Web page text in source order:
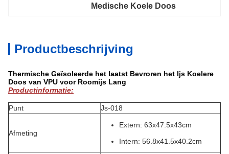
Medische Koele Doos
Productbeschrijving
Thermische Geïsoleerde het laatst Bevroren het Ijs Koelere
Doos van VPU voor Roomijs Lang
Productinformatie:
Punt Js-018
Afmeting
Extern: 63x47.5x43cm
Intern: 56.8x41.5x40.2cm